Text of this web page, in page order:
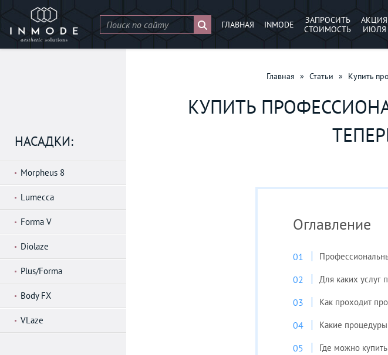
ГЛАВНАЯ INMODE
ЗАПРОСИТЬ
СТОИМОСТЬ
АКЦИЯ
ИЮЛЯ
НАСАДКИ:
Morpheus 8
Lumecca
Forma V
Diolaze
Plus/Forma
Body FX
VLaze
Главная » Статьи » Купить
КУПИТЬ
Оглавление
Для каких услуг
Как проходит
Какие
Где можно